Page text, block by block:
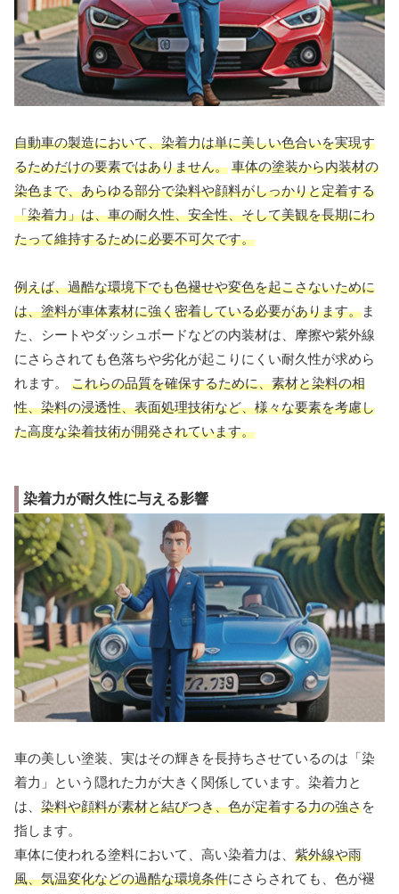
自動車の製造において、染着力は単に美しい色合いを実現す
るためだけの要素ではありません。 車体の塗装から内装材の
染色まで、あらゆる部分で染料や顔料がしっかりと定着する
「染着力」は、車の耐久性、安全性、そして美観を長期にわ
たって維持するために必要不可欠です。
例えば、過酷な環境下でも色褪せや変色を起こさないために
は、塗料が車体素材に強く密着している必要があります。ま
た、シートやダッシュボードなどの内装材は、摩擦や紫外線
にさらされても色落ちや劣化が起こりにくい耐久性が求めら
れます。 これらの品質を確保するために、素材と染料の相
性、染料の浸透性、表面処理技術など、様々な要素を考慮し
た高度な染着技術が開発されています。
染着力が耐久性に与える影響
車の美しい塗装、実はその輝きを長持ちさせているのは「染
着力」という隠れた力が大きく関係しています。染着力と
は、 染料や顔料が素材と結びつき、色が定着する力の強さを
指します。
車体に使われる塗料において、高い染着力は、 紫外線や雨
風、気温変化などの過酷な環境条件にさらされても、色が褪